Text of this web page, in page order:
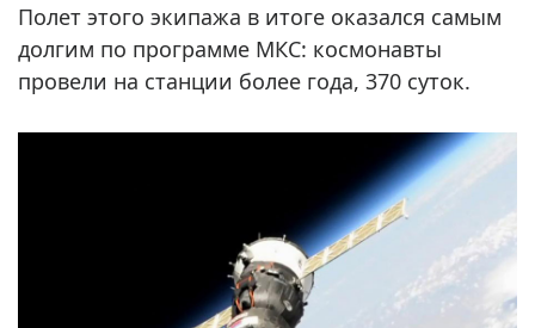
Полет этого экипажа в итоге оказался самым
долгим по программе МКС: космонавты
провели на станции более года, 370 суток.